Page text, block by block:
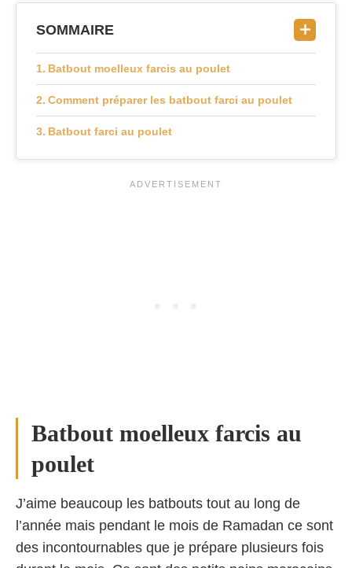
SOMMAIRE
Batbout moelleux farcis au poulet
Comment préparer les batbout farci au poulet
Batbout farci au poulet
Batbout moelleux farcis au
poulet
J’aime beaucoup les batbouts tout au long de
l’année mais pendant le mois de Ramadan ce sont
des incontournables que je prépare plusieurs fois